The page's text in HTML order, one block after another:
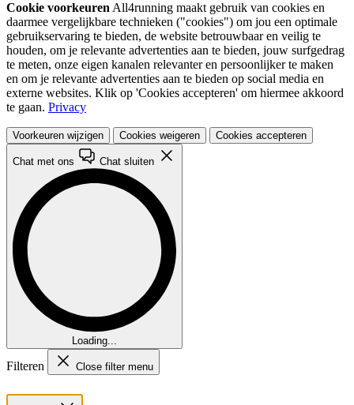
Cookie voorkeuren All4running maakt gebruik van cookies en
daarmee vergelijkbare technieken ("cookies") om jou een optimale
gebruikservaring te bieden, de website betrouwbaar en veilig te
houden, om je relevante advertenties aan te bieden, jouw surfgedrag
te meten, onze eigen kanalen relevanter en persoonlijker te maken
en om je relevante advertenties aan te bieden op social media en
externe websites. Klik op 'Cookies accepteren' om hiermee akkoord
te gaan. Privacy
Voorkeuren wijzigen Cookies weigeren Cookies accepteren
Chat met ons Chat sluiten
Loading...
Filteren Close filter menu